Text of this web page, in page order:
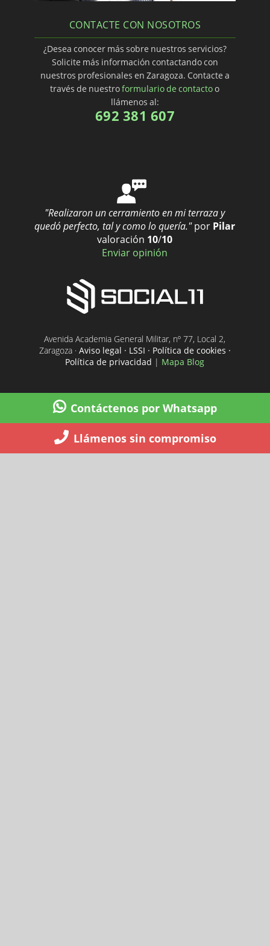
CONTACTE CON NOSOTROS
¿Desea conocer más sobre nuestros servicios?
Solicite más información contactando con
nuestros profesionales en Zaragoza. Contacte a
través de nuestroformulario de contactoo
llámenos al:
692 381 607
"Realizaron un cerramiento en mi terraza y
quedó perfecto, tal y como lo quería." por Pilar
valoración 10/10
Enviar opinión
Avenida Academia General Militar, nº 77, Local 2,
Zaragoza · Aviso legal · LSSI · Política de cookies ·
Política de privacidad | Mapa Blog
Contáctenos por Whatsapp
Llámenos sin compromiso